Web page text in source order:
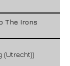
The Irons
(Utrecht))